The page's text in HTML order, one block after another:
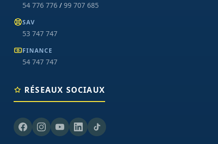
54 776 776 / 99 707 685
SAV
53 747 747
FINANCE
54 747 747
RÉSEAUX SOCIAUX